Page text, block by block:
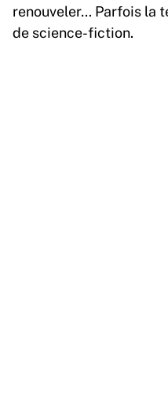
renouveler… Parfois la
de science-fiction.